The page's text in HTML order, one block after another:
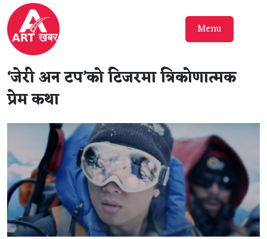
Menu
‘जेरी अन टप’को टिजरमा त्रिकोणात्मक
प्रेम कथा